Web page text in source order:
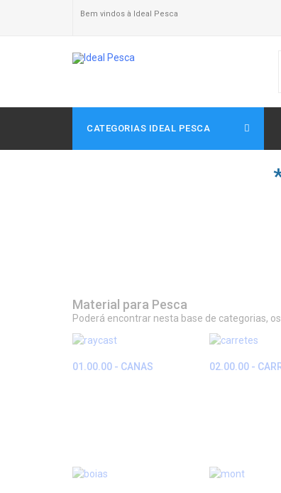
Bem vindos à Ideal Pesca
CATEGORIAS IDEAL PESCA
Material para Pesca
Poderá encontrar nesta base de categorias,
01.00.00 - CANAS 02.00.00 -